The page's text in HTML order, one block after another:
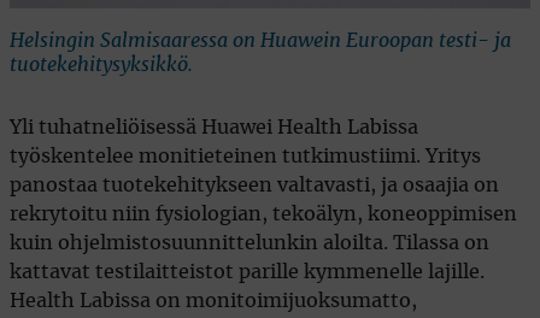
Helsingin Salmisaaressa on Huawein Euroopan testi- ja
tuotekehitysyksikkö.
Yli tuhatneliöisessä Huawei Health Labissa
työskentelee monitieteinen tutkimustiimi. Yritys
panostaa tuotekehitykseen valtavasti, ja osaajia on
rekrytoitu niin fysiologian, tekoälyn, koneoppimisen
kuin ohjelmistosuunnittelunkin aloilta. Tilassa on
kattavat testilaitteistot parille kymmenelle lajille.
Health Labissa on monitoimijuoksumatto,